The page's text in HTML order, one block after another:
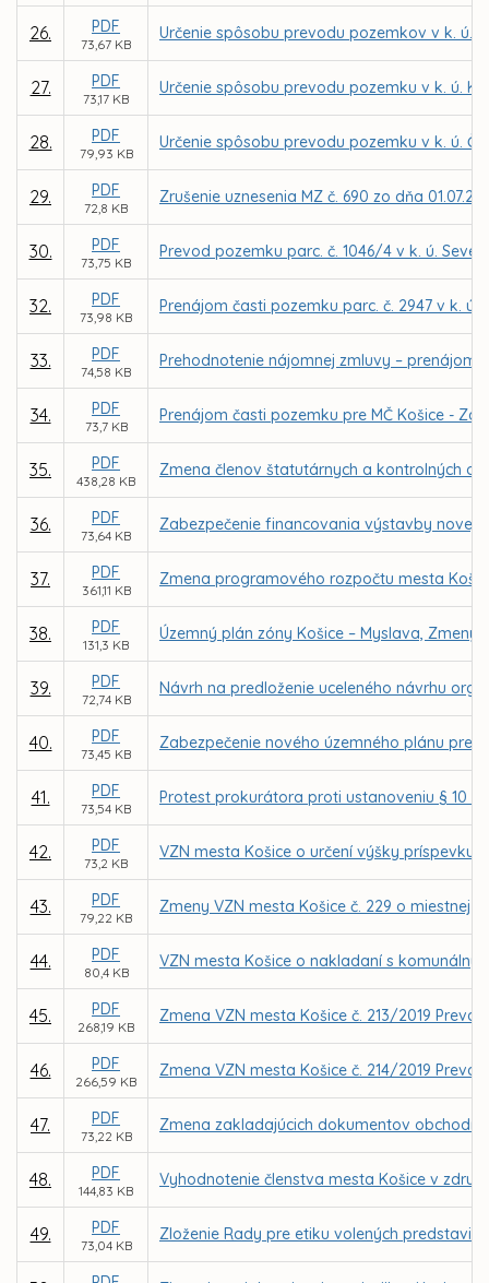
26. PDF
73,67 KB
Určenie spôsobu prevodu pozemkov v k. ú.
27. PDF
73,17 KB
Určenie spôsobu prevodu pozemku v k. ú.
28. PDF
79,93 KB
Určenie spôsobu prevodu pozemku v k. ú.
29. PDF
72,8 KB
Zrušenie uznesenia MZ č. 690 zo dňa
30. PDF
73,75 KB
Prevod pozemku parc. č. 1046/4 v k. ú.
32. PDF
73,98 KB
Prenájom časti pozemku parc. č. 2947 v k.
33. PDF
74,58 KB
Prehodnotenie nájomnej zmluvy –
34. PDF
73,7 KB
Prenájom časti pozemku pre MČ Košice -
35. PDF
438,28 KB
Zmena členov štatutárnych a kontrolných
36. PDF
73,64 KB
Zabezpečenie financovania výstavby novej
37. PDF
361,11 KB
Zmena programového rozpočtu mesta
38. PDF
131,3 KB
Územný plán zóny Košice – Myslava, Zmeny
39. PDF
72,74 KB
Návrh na predloženie uceleného návrhu
40. PDF
73,45 KB
Zabezpečenie nového územného plánu pre
41. PDF
73,54 KB
Protest prokurátora proti ustanoveniu § 10
42. PDF
73,2 KB
VZN mesta Košice o určení výšky
43. PDF
79,22 KB
Zmeny VZN mesta Košice č. 229 o miestnej
44. PDF
80,4 KB
VZN mesta Košice o nakladaní s
45. PDF
268,19 KB
Zmena VZN mesta Košice č. 213/2019
46. PDF
266,59 KB
Zmena VZN mesta Košice č. 214/2019
47. PDF
73,22 KB
Zmena zakladajúcich dokumentov
48. PDF
144,83 KB
Vyhodnotenie členstva mesta Košice v
49. PDF
73,04 KB
Zloženie Rady pre etiku volených